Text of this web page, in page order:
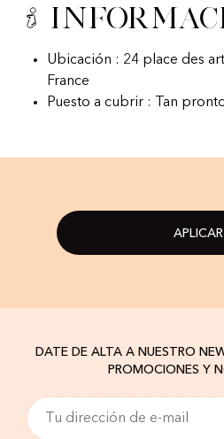
Ubicación : 24 place des
France
Puesto a cubrir : Tan
APLICAR
DATE DE ALTA A NUESTRO
PROMOCIONES Y